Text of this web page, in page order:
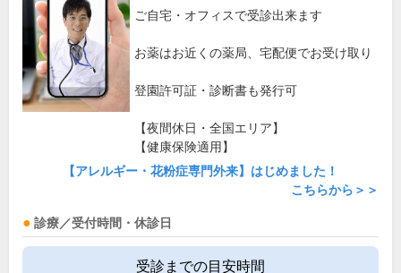
ご自宅・オフィスで受診出来ます
お薬はお近くの薬局、宅配便でお受け取り
登園許可証・診断書も発行可
【夜間休日・全国エリア】
【健康保険適用】
【アレルギー・花粉症専門外来】はじめました！
こちらから＞＞
診療／受付時間・休診日
受診までの目安時間